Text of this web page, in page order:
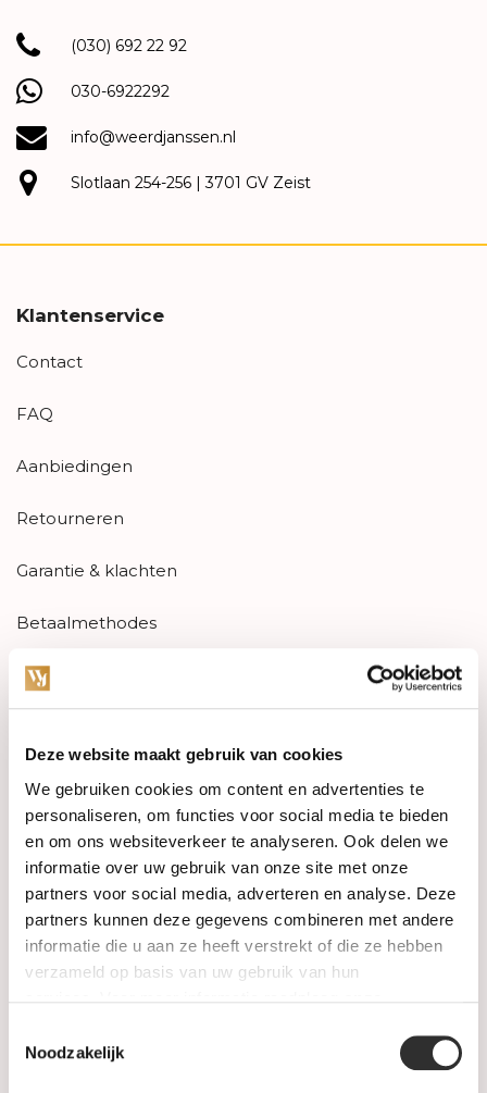
Deze website maakt gebruik van cookies
We gebruiken cookies om content en advertenties te
personaliseren, om functies voor social media te bieden
en om ons websiteverkeer te analyseren. Ook delen we
informatie over uw gebruik van onze site met onze
partners voor social media, adverteren en analyse. Deze
partners kunnen deze gegevens combineren met andere
informatie die u aan ze heeft verstrekt of die ze hebben
verzameld op basis van uw gebruik van hun
Noodzakelijk
(030) 692 22 92
030-6922292
info@weerdjanssen.nl
Slotlaan 254-256 | 3701 GV Zeist
Klantenservice
Contact
FAQ
Aanbiedingen
Retourneren
Garantie & klachten
Betaalmethodes
Sitemap
Categorieën
Horloges
Juwelen
Trouwringen
PRE-OWNED
Informatie